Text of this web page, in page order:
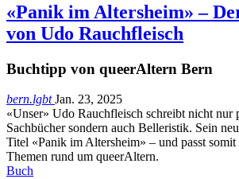
«Panik im Altersheim» –
von Udo Rauchfleisch
Buchtipp von queerAltern Bern
bern.lgbtJan. 23, 2025
«Unser» Udo Rauchfleisch schreibt nicht nur
Sachbücher sondern auch Belleristik. Sein
Titel «Panik im Altersheim» – und passt somit
Themen rund um queerAltern.
Buch